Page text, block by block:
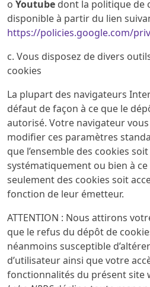
o Youtube dont la politique de
disponible à partir du lien
https://policies.google.com/
c. Vous disposez de divers
cookies
La plupart des navigateurs
défaut de façon à ce que le
autorisé. Votre navigateur
modifier ces paramètres
que l’ensemble des cookies
systématiquement ou bien à ce
seulement des cookies soit
fonction de leur émetteur.
ATTENTION : Nous attirons
que le refus du dépôt de
néanmoins susceptible
d’utilisateur ainsi que votre
fonctionnalités du présent site